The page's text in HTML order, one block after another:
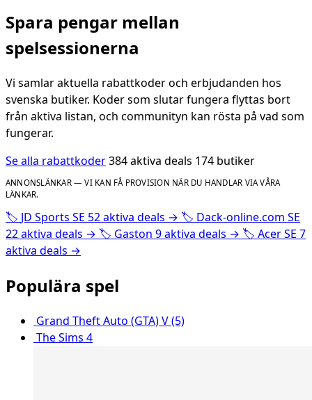
Spara pengar mellan
spelsessionerna
Vi samlar aktuella rabattkoder och erbjudanden hos
svenska butiker. Koder som slutar fungera flyttas bort
från aktiva listan, och communityn kan rösta på vad som
fungerar.
Se alla rabattkoder384 aktiva deals 174 butiker
ANNONSLÄNKAR — VI KAN FÅ PROVISION NÄR DU HANDLAR VIA VÅRA
LÄNKAR.
🏷️ JD Sports SE 52 aktiva deals → 🏷️ Dack-online.com SE
22 aktiva deals → 🏷️ Gaston 9 aktiva deals → 🏷️ Acer SE 7
aktiva deals →
Populära spel
Grand Theft Auto (GTA) V (5)
The Sims 4